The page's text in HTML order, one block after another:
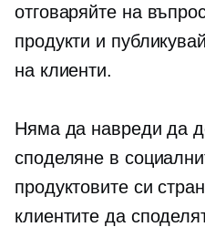
отговаряйте на
продукти и
на клиенти.
Няма да навреди да
споделяне в
продуктовите си
клиентите да